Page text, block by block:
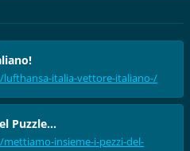
italia-vettore-italiano-/
Puzzle...
insieme-i-pezzi-del-